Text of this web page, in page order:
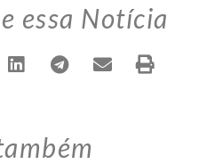
essa Notícia